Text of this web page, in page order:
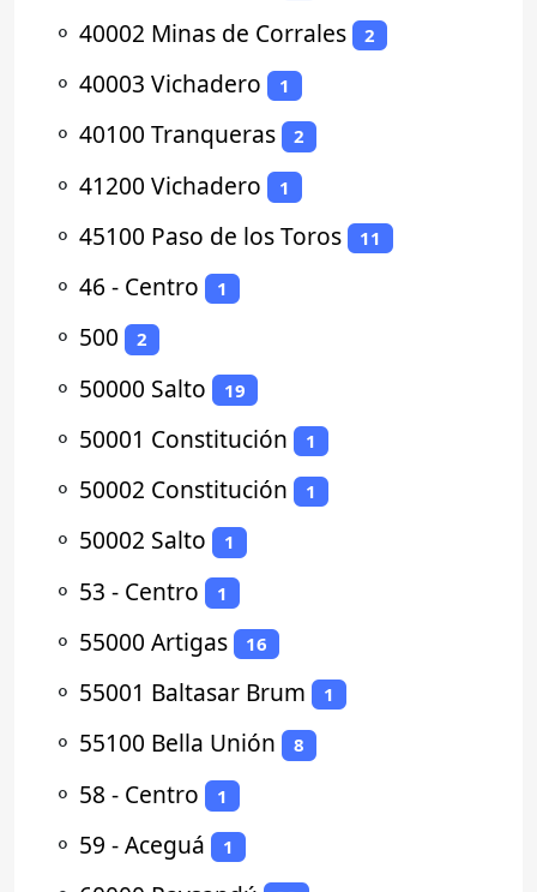
⚬ 40002 Minas de Corrales 2
⚬ 40003 Vichadero 1
⚬ 40100 Tranqueras 2
⚬ 41200 Vichadero 1
⚬ 45100 Paso de los Toros 11
⚬ 46 - Centro 1
⚬ 500 2
⚬ 50000 Salto 19
⚬ 50001 Constitución 1
⚬ 50002 Constitución 1
⚬ 50002 Salto 1
⚬ 53 - Centro 1
⚬ 55000 Artigas 16
⚬ 55001 Baltasar Brum 1
⚬ 55100 Bella Unión 8
⚬ 58 - Centro 1
⚬ 59 - Aceguá 1